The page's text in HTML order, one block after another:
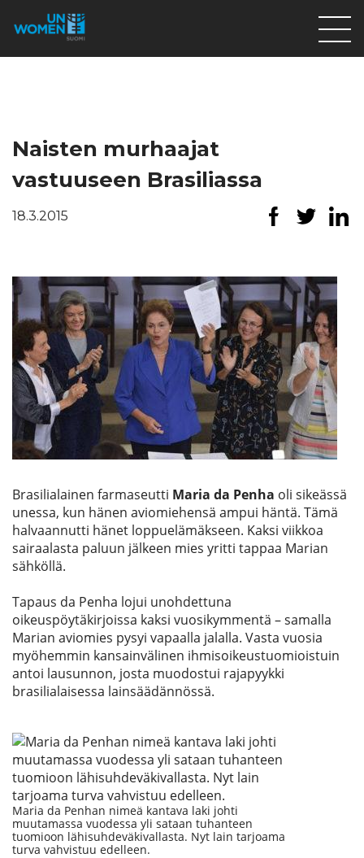
Mitä teemme
Lahjoita
Etsi
Naisten murhaajat
vastuuseen Brasiliassa
18.3.2015
Brasilialainen farmaseutti Maria da Penha oli sikeässä
unessa, kun hänen aviomiehensä ampui häntä. Tämä
halvaannutti hänet loppuelämäkseen. Kaksi viikkoa
sairaalasta paluun jälkeen mies yritti tappaa Marian
sähköllä.
Tapaus da Penha lojui unohdettuna
oikeuspöytäkirjoissa kaksi vuosikymmentä – samalla
Marian aviomies pysyi vapaalla jalalla. Vasta vuosia
myöhemmin kansainvälinen ihmisoikeustuomioistuin
antoi lausunnon, josta muodostui rajapyykki
brasilialaisessa lainsäädännössä.
Maria da Penhan nimeä kantava laki johti
muutamassa vuodessa yli sataan tuhanteen
tuomioon lähisuhdeväkivallasta. Nyt lain tarjoama
turva vahvistuu edelleen.